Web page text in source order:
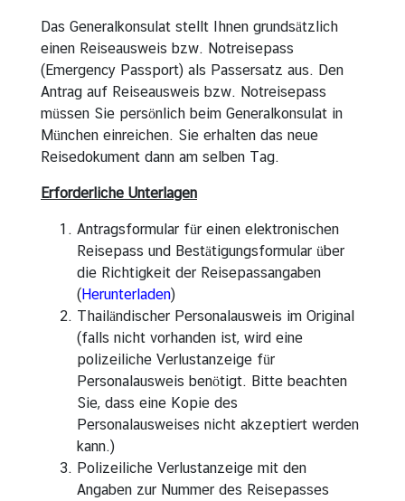
W
i
r
t
s
c
h
a
f
Das Generalkonsulat stellt Ihnen grundsätzlich
einen Reiseausweis bzw. Notreisepass
(Emergency Passport) als Passersatz aus. Den
Antrag auf Reiseausweis bzw. Notreisepass
müssen Sie persönlich beim Generalkonsulat in
München einreichen. Sie erhalten das neue
Reisedokument dann am selben Tag.
Erforderliche Unterlagen
Antragsformular für einen elektronischen
Reisepass und Bestätigungsformular über
die Richtigkeit der Reisepassangaben
(Herunterladen)
Thailändischer Personalausweis im Original
(falls nicht vorhanden ist, wird eine
polizeiliche Verlustanzeige für
Personalausweis benötigt. Bitte beachten
Sie, dass eine Kopie des
Personalausweises nicht akzeptiert werden
kann.)
Polizeiliche Verlustanzeige mit den
Angaben zur Nummer des Reisepasses